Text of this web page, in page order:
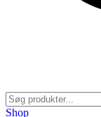
Shop